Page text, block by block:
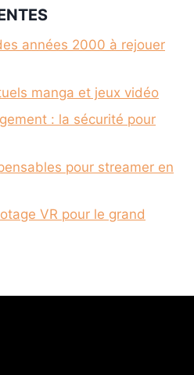
années 2000 à rejouer
manga et jeux vidéo
: la sécurité pour
pour streamer en
VR pour le grand